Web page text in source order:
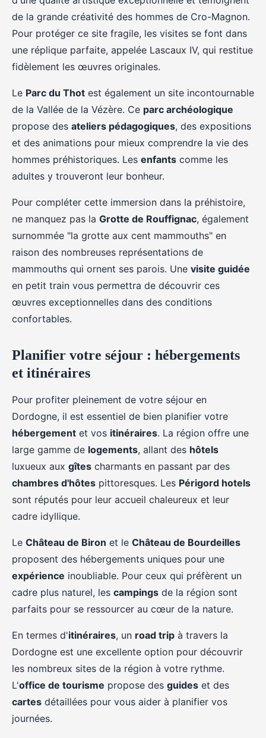
de la grande créativité des hommes de Cro-Magnon.
Pour protéger ce site fragile, les visites se font dans
une réplique parfaite, appelée Lascaux IV, qui restitue
fidèlement les œuvres originales.
Le Parc du Thot est également un site incontournable
de la Vallée de la Vézère. Ce parc archéologique
propose des ateliers pédagogiques, des expositions
et des animations pour mieux comprendre la vie des
hommes préhistoriques. Les enfants comme les
adultes y trouveront leur bonheur.
Pour compléter cette immersion dans la préhistoire,
ne manquez pas la Grotte de Rouffignac, également
surnommée "la grotte aux cent mammouths" en
raison des nombreuses représentations de
mammouths qui ornent ses parois. Une visite guidée
en petit train vous permettra de découvrir ces
œuvres exceptionnelles dans des conditions
confortables.
Planifier votre séjour : hébergements
et itinéraires
Pour profiter pleinement de votre séjour en
Dordogne, il est essentiel de bien planifier votre
hébergement et vos itinéraires. La région offre une
large gamme de logements, allant des hôtels
luxueux aux gîtes charmants en passant par des
chambres d'hôtes pittoresques. Les Périgord hotels
sont réputés pour leur accueil chaleureux et leur
cadre idyllique.
Le Château de Biron et le Château de Bourdeilles
proposent des hébergements uniques pour une
expérience inoubliable. Pour ceux qui préfèrent un
cadre plus naturel, les campings de la région sont
parfaits pour se ressourcer au cœur de la nature.
En termes d'itinéraires, un road trip à travers la
Dordogne est une excellente option pour découvrir
les nombreux sites de la région à votre rythme.
L'office de tourisme propose des guides et des
cartes détaillées pour vous aider à planifier vos
journées.